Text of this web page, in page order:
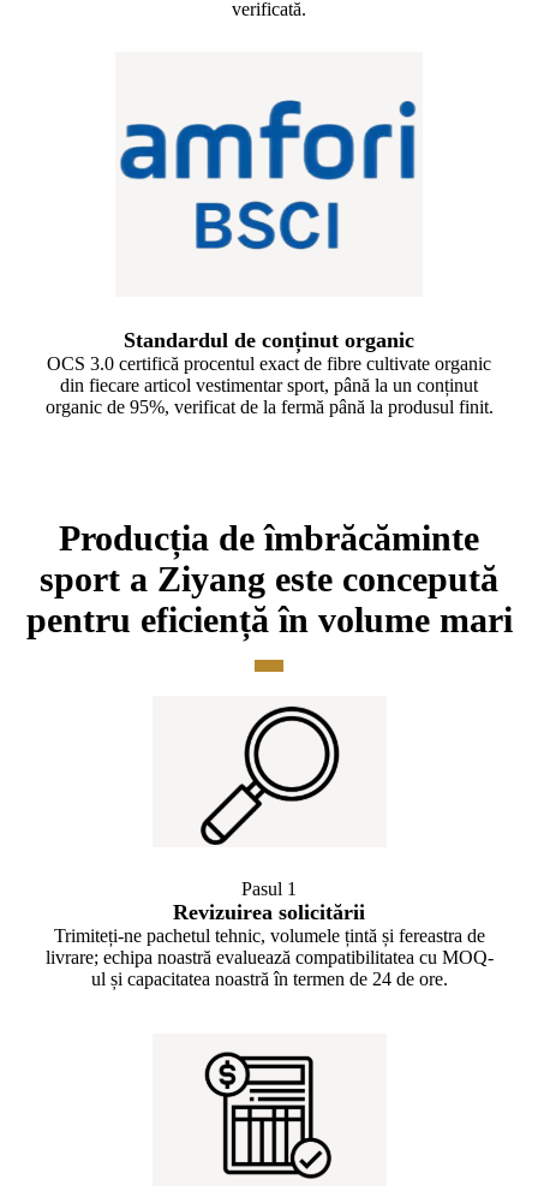
verificată.
Standardul de conținut organic
OCS 3.0 certifică procentul exact de fibre cultivate organic
din fiecare articol vestimentar sport, până la un conținut
organic de 95%, verificat de la fermă până la produsul finit.
Producția de îmbrăcăminte
sport a Ziyang este concepută
pentru eficiență în volume mari
Pasul 1
Revizuirea solicitării
Trimiteți-ne pachetul tehnic, volumele țintă și fereastra de
livrare; echipa noastră evaluează compatibilitatea cu MOQ-
ul și capacitatea noastră în termen de 24 de ore.